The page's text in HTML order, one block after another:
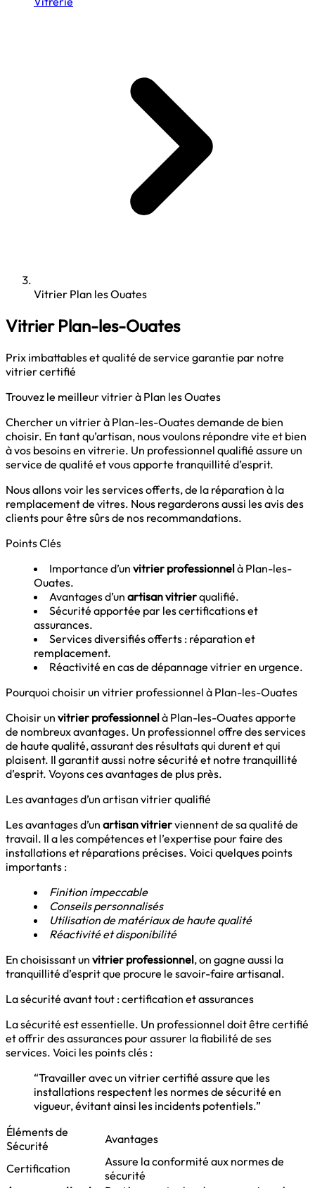
Vitrier Plan les Ouates
Vitrier Plan-les-Ouates
Prix imbattables et qualité de service garantie par notre
vitrier certifié
Trouvez le meilleur vitrier à Plan les Ouates
Chercher un vitrier à Plan-les-Ouates demande de bien
choisir. En tant qu’artisan, nous voulons répondre vite et bien
à vos besoins en vitrerie. Un professionnel qualifié assure un
service de qualité et vous apporte tranquillité d’esprit.
Nous allons voir les services offerts, de la réparation à la
remplacement de vitres. Nous regarderons aussi les avis des
clients pour être sûrs de nos recommandations.
Points Clés
Importance d’un vitrier professionnelà Plan-les-
Ouates.
Avantages d’un artisan vitrierqualifié.
Sécurité apportée par les certifications et
assurances.
Services diversifiés offerts : réparation et
remplacement.
Réactivité en cas de dépannage vitrier en urgence.
Pourquoi choisir un vitrier professionnel à Plan-les-Ouates
Choisir un vitrier professionnelà Plan-les-Ouates apporte
de nombreux avantages. Un professionnel offre des services
de haute qualité, assurant des résultats qui durent et qui
plaisent. Il garantit aussi notre sécurité et notre tranquillité
d’esprit. Voyons ces avantages de plus près.
Les avantages d’un artisan vitrier qualifié
Les avantages d’un artisan vitrierviennent de sa qualité de
travail. Il a les compétences et l’expertise pour faire des
installations et réparations précises. Voici quelques points
importants :
Finition impeccable
Conseils personnalisés
Utilisation de matériaux de haute qualité
Réactivité et disponibilité
En choisissant un vitrier professionnel, on gagne aussi la
tranquillité d’esprit que procure le savoir-faire artisanal.
La sécurité avant tout : certification et assurances
La sécurité est essentielle. Un professionnel doit être certifié
et offrir des assurances pour assurer la fiabilité de ses
services. Voici les points clés :
“Travailler avec un vitrier certifié assure que les
installations respectent les normes de sécurité en
vigueur, évitant ainsi les incidents potentiels.”
Éléments de
Sécurité
Avantages
Certification
Assure la conformité aux normes de
sécurité